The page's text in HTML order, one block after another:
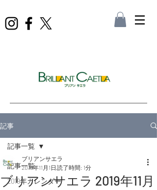
記事
記事一覧
2019年カレンダー
記事一覧
ブリアンサエラ 2019年11月
ブリアンサエラ
2019年11月1日 読了時間: 1分